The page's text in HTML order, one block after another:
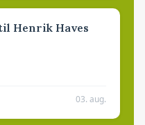
Henrik Haves
03. aug.